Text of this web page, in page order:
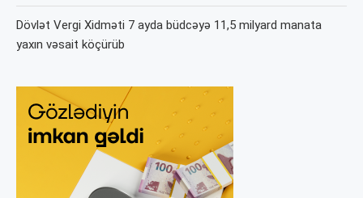
Dövlət Vergi Xidməti 7 ayda büdcəyə 11,5 milyard manata
yaxın vəsait köçürüb